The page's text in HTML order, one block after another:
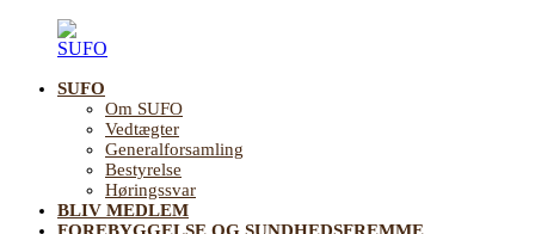
Landsforening
Sundhedsfremme
Forebyggelse
ældreområdet
SUFO
Om SUFO
Vedtægter
Generalforsamling
Bestyrelse
Høringssvar
BLIV MEDLEM